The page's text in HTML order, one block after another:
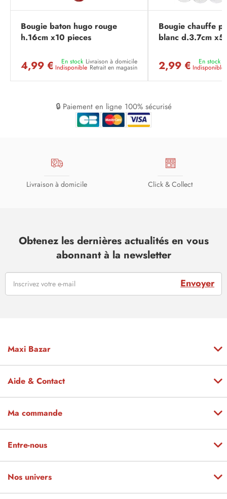
Bougie baton hugo rouge
h.16cm x10 pieces
4,99 € En stock Livraison à domicile
Indisponible Retrait en magasin
Bougie chauffe
blanc d.3.7cm
2,99 € En stock
Indisponible
🔒 Paiement en ligne 100% sécurisé
Livraison à domicile Click & Collect
Obtenez les dernières actualités en vous
abonnant à la newsletter
Envoyer
Maxi Bazar
Aide & Contact
Ma commande
Entre-nous
Nos univers